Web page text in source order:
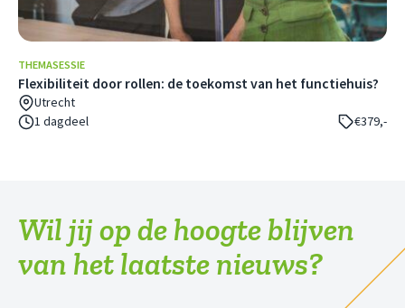
THEMASESSIE
Flexibiliteit door rollen: de toekomst van het functiehuis?
Utrecht
1 dagdeel
€379,-
Wil jij op de hoogte blijven
van het laatste nieuws?